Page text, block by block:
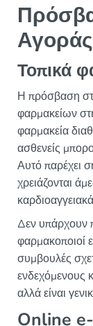
Αγοράς
Τοπικά
Η πρόσβαση
φαρμακείων
φαρμακεία
ασθενείς
Αυτό παρέχει
χρειάζονται
Δεν υπάρχουν
φαρμακοποιοί
συμβουλές
ενδεχόμενους
αλλά είναι
Online